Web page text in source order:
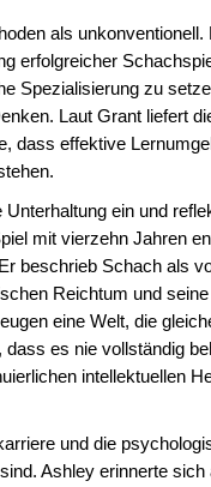
als
erfolgreicher
Spezialisierung zu
Laut Grant liefert
dass effektive
ein und
mit vierzehn Jahren
beschrieb Schach als
Reichtum und
eine Welt, die
es nie vollständig
intellektuellen
und die
Ashley erinnerte